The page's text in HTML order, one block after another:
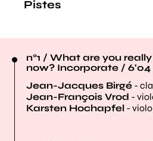
n°1 / What are you
now? Incorporate / 6'04
Jean-Jacques Birgé -
Jean-François Vrod -
Karsten Hochapfel -